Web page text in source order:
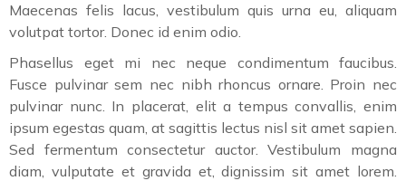
Maecenas felis lacus, vestibulum quis urna eu, aliquam
volutpat tortor. Donec id enim odio.
Phasellus eget mi nec neque condimentum faucibus.
Fusce pulvinar sem nec nibh rhoncus ornare. Proin nec
pulvinar nunc. In placerat, elit a tempus convallis, enim
ipsum egestas quam, at sagittis lectus nisl sit amet sapien.
Sed fermentum consectetur auctor. Vestibulum magna
diam, vulputate et gravida et, dignissim sit amet lorem.